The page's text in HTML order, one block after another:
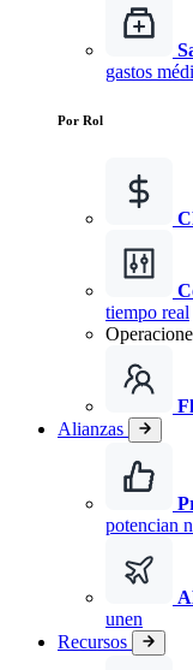
gastos
Por Rol
tiempo real
Alianzas
potencian
unen
Recursos